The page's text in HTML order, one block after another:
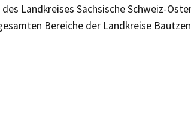
Landkreises Sächsische Schweiz-
Bereiche der Landkreise